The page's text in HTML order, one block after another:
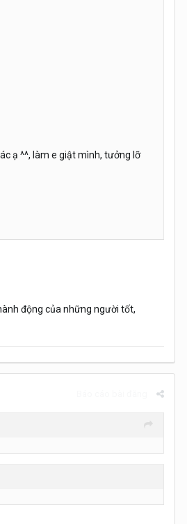
ạ ^^, làm e giật mình, tưởng lỡ
động của những người tốt,